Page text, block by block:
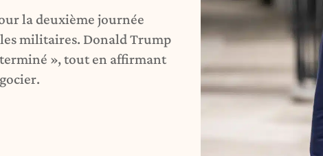
la deuxième journée
militaires. Donald Trump
», tout en affirmant